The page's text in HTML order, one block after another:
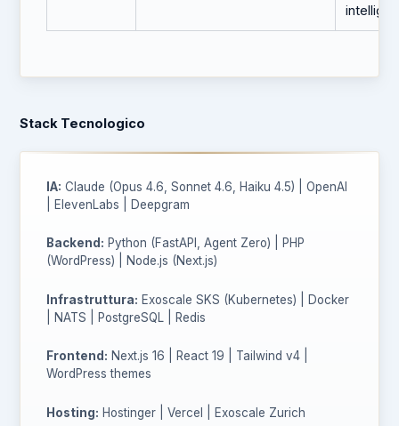
Stack Tecnologico
IA: Claude (Opus 4.6, Sonnet 4.6, Haiku 4.5) | OpenAI
| ElevenLabs | Deepgram
Backend: Python (FastAPI, Agent Zero) | PHP
(WordPress) | Node.js (Next.js)
Infrastruttura: Exoscale SKS (Kubernetes) | Docker
| NATS | PostgreSQL | Redis
Frontend: Next.js 16 | React 19 | Tailwind v4 |
WordPress themes
Hosting: Hostinger | Vercel | Exoscale Zurich